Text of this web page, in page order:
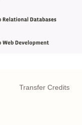
Transfer Credits